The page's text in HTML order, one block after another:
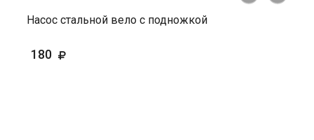
Насос стальной вело с подножкой
180